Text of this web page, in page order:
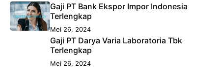
Gaji PT Bank Ekspor Impor Indonesia
Terlengkap
Mei 26, 2024
Gaji PT Darya Varia Laboratoria Tbk
Terlengkap
Mei 26, 2024